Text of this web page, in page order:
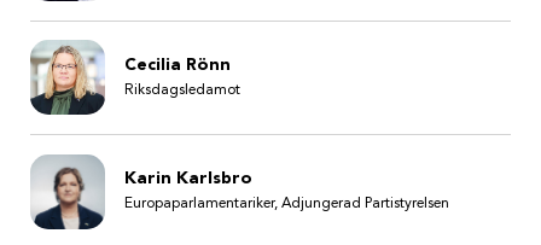
Cecilia Rönn
Riksdagsledamot
Karin Karlsbro
Europaparlamentariker, Adjungerad Partistyrelsen